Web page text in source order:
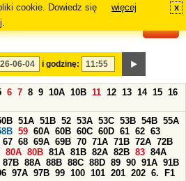
cookie. Dowiedz się
więcej x
i godzinę:
6 7 8 9 10A 10B 11 12 13 14 15 16
51A 51B 52 53A 53C 53B 54B 55A
59 60A 60B 60C 60D 61 62 63
67 68 69A 69B 70 71A 71B 72A 72B
80A 80B 81A 81B 82A 82B 83 84A
87B 88A 88B 88C 88D 89 90 91A 91B
97A 97B 99 100 101 201 202 6.
F1